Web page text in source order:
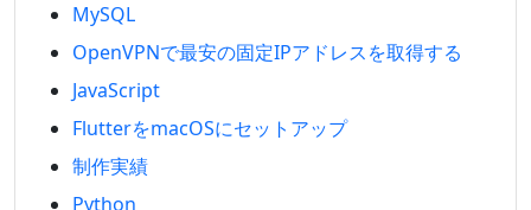
MySQL
OpenVPNで最安の固定IPアドレスを取得する
JavaScript
FlutterをmacOSにセットアップ
制作実績
Python